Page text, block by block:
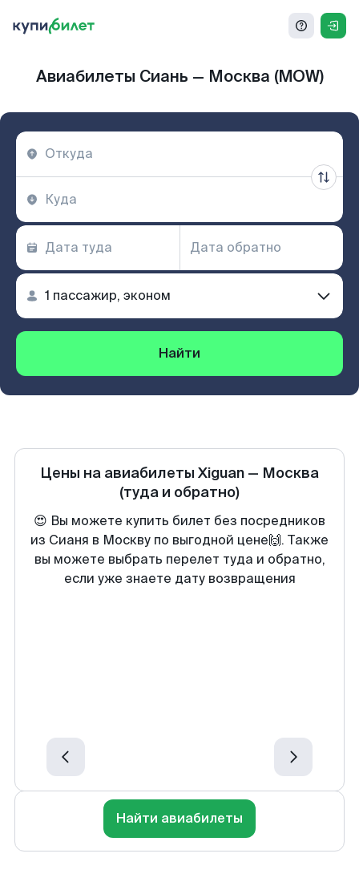
Авиабилеты Сиань — Москва (MOW)
Найти
Цены на авиабилеты Xiguan — Москва
(туда и обратно)
😍 Вы можете купить билет без посредников
из Сианя в Москву по выгодной цене🙌. Также
вы можете выбрать перелет туда и обратно,
если уже знаете дату возвращения
Найти авиабилеты